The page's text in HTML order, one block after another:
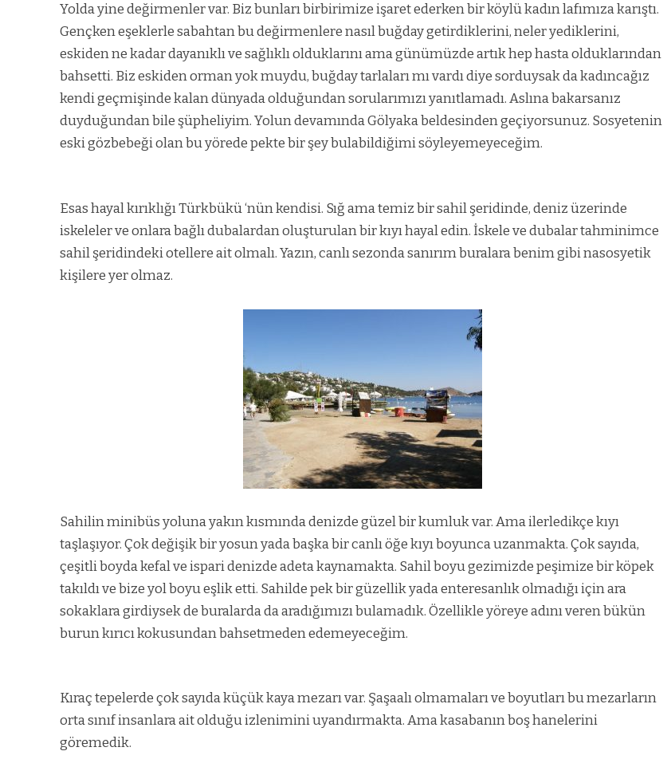
Yolda yine değirmenler var. Biz bunları birbirimize işaret ederken bir köylü kadın lafımıza karıştı.
Gençken eşeklerle sabahtan bu değirmenlere nasıl buğday getirdiklerini, neler yediklerini,
eskiden ne kadar dayanıklı ve sağlıklı olduklarını ama günümüzde artık hep hasta olduklarından
bahsetti. Biz eskiden orman yok muydu, buğday tarlaları mı vardı diye sorduysak da kadıncağız
kendi geçmişinde kalan dünyada olduğundan sorularımızı yanıtlamadı. Aslına bakarsanız
duyduğundan bile şüpheliyim.Yolun devamında Gölyaka beldesinden geçiyorsunuz. Sosyetenin
eski gözbebeği olan bu yörede pekte bir şey bulabildiğimi söyleyemeyeceğim.
Esas hayal kırıklığı Türkbükü ‘nün kendisi. Sığ ama temiz bir sahil şeridinde, deniz üzerinde
iskeleler ve onlara bağlı dubalardan oluşturulan bir kıyı hayal edin. İskele ve dubalar tahminimce
sahil şeridindeki otellere ait olmalı. Yazın, canlı sezonda sanırım buralara benim gibi nasosyetik
kişilere yer olmaz.
Sahilin minibüs yoluna yakın kısmında denizde güzel bir kumluk var. Ama ilerledikçe kıyı
taşlaşıyor. Çok değişik bir yosun yada başka bir canlı öğe kıyı boyunca uzanmakta. Çok sayıda,
çeşitli boyda kefal ve ispari denizde adeta kaynamakta. Sahil boyu gezimizde peşimize bir köpek
takıldı ve bize yol boyu eşlik etti. Sahilde pek bir güzellik yada enteresanlık olmadığı için ara
sokaklara girdiysek de buralarda da aradığımızı bulamadık. Özellikle yöreye adını veren bükün
burun kırıcı kokusundan bahsetmeden edemeyeceğim.
Kıraç tepelerde çok sayıda küçük kaya mezarı var. Şaşaalı olmamaları ve boyutları bu mezarların
orta sınıf insanlara ait olduğu izlenimini uyandırmakta. Ama kasabanın boş hanelerini
göremedik.